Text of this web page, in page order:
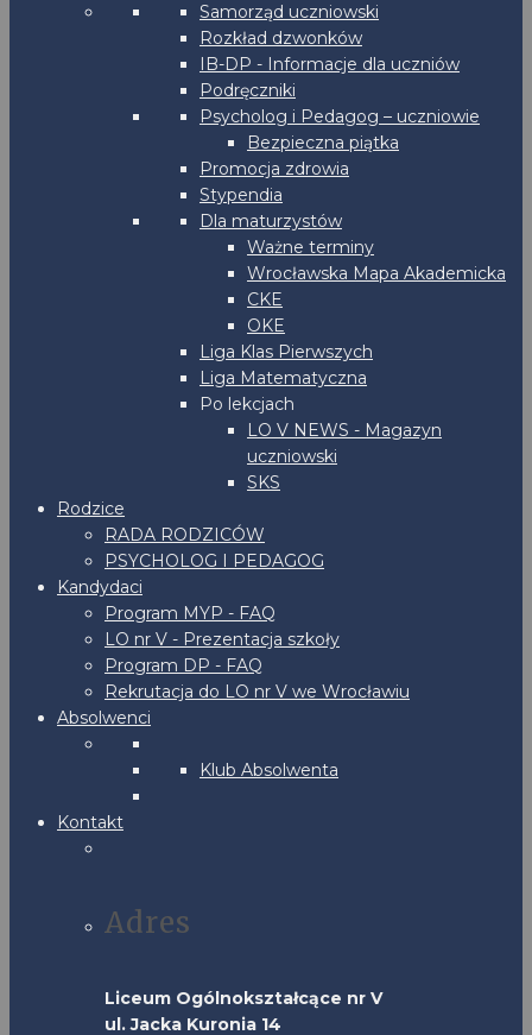
Samorząd uczniowski
Rozkład dzwonków
IB-DP - Informacje dla uczniów
Podręczniki
Psycholog i Pedagog – uczniowie
Bezpieczna piątka
Promocja zdrowia
Stypendia
Dla maturzystów
Ważne terminy
Wrocławska Mapa Akademicka
CKE
OKE
Liga Klas Pierwszych
Liga Matematyczna
Po lekcjach
LO V NEWS - Magazyn
uczniowski
SKS
Rodzice
RADA RODZICÓW
PSYCHOLOG I PEDAGOG
Kandydaci
Program MYP - FAQ
LO nr V - Prezentacja szkoły
Program DP - FAQ
Rekrutacja do LO nr V we Wrocławiu
Absolwenci
Klub Absolwenta
Kontakt
Adres
Liceum Ogólnokształcące nr V
ul. Jacka Kuronia 14